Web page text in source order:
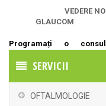
GLAUCOM
Programați o
SERVICII
OFTALMOLOGIE